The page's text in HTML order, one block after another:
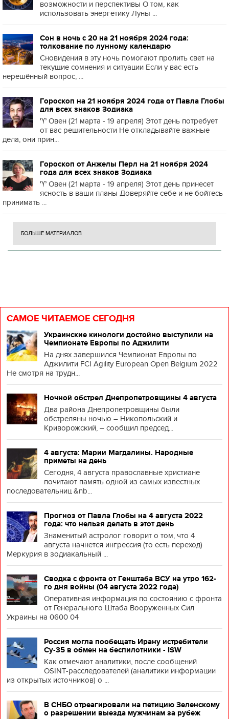
возможности и перспективы О том, как
использовать энергетику Луны ...
Сон в ночь с 20 на 21 ноября 2024 года:
толкование по лунному календарю
Сновидения в эту ночь помогают пролить свет на
текущие сомнения и ситуации Если у вас есть
нерешённый вопрос, ...
Гороскоп на 21 ноября 2024 года от Павла Глобы
для всех знаков Зодиака
♈️ Овен (21 марта - 19 апреля) Этот день потребует
от вас решительности Не откладывайте важные
дела, они прин...
Гороскоп от Анжелы Перл на 21 ноября 2024
года для всех знаков Зодиака
♈️ Овен (21 марта - 19 апреля) Этот день принесет
ясность в ваши планы Доверяйте себе и не бойтесь
принимать ...
БОЛЬШЕ МАТЕРИАЛОВ
САМОЕ ЧИТАЕМОЕ СЕГОДНЯ
Украинские кинологи достойно выступили на
Чемпионате Европы по Аджилити
На днях завершился Чемпионат Европы по
Аджилити FCI Agility European Open Belgium 2022
Не смотря на трудн...
Ночной обстрел Днепропетровщины 4 августа
Два района Днепропетровщины были
обстреляны ночью – Никопольский и
Криворожский, – сообщил председ...
4 августа: Марии Магдалины. Народные
приметы на день
Сегодня, 4 августа православные христиане
почитают память одной из самых известных
последовательниц &nb...
Прогноз от Павла Глобы на 4 августа 2022
года: что нельзя делать в этот день
Знаменитый астролог говорит о том, что 4
августа начнется ингрессия (то есть переход)
Меркурия в зодиакальный ...
Сводка с фронта от Генштаба ВСУ на утро 162-
го дня войны (04 августа 2022 года)
Оперативная информация по состоянию с фронта
от Генерального Штаба Вооруженных Сил
Украины на 0600 04
Россия могла пообещать Ирану истребители
Су-35 в обмен на беспилотники - ISW
Как отмечают аналитики, после сообщений
OSINT-расследователей (аналитики информации
из открытых источников) о ...
В СНБО отреагировали на петицию Зеленскому
о разрешении выезда мужчинам за рубеж